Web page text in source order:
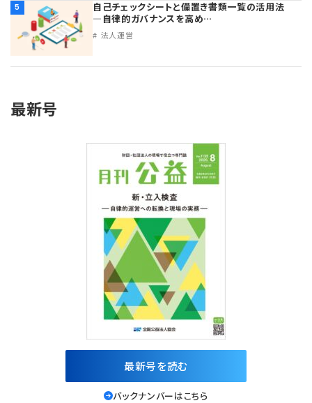
5
自己チェックシートと備置き書類一覧の活用法
―自律的ガバナンスを高め…
法人運営
最新号
最新号を読む
バックナンバーはこちら